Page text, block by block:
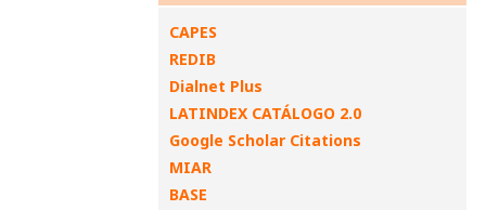
CAPES
REDIB
Dialnet Plus
LATINDEX CATÁLOGO 2.0
Google Scholar Citations
MIAR
BASE